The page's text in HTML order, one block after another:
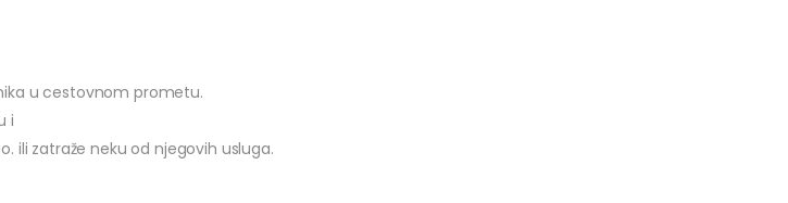
u cestovnom prometu.
i
ili zatraže neku od njegovih usluga.